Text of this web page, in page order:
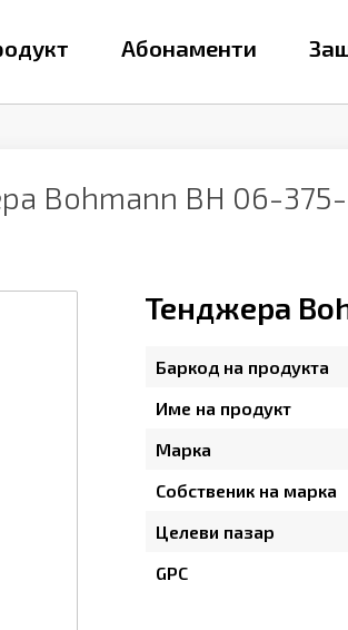
Абонаменти
Bohmann BH 06-
Тенджера
Баркод на продукта
Име на продукт
Марка
Собственик на марка
Целеви пазар
GPC